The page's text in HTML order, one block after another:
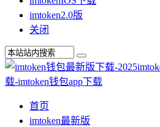
imtoken2.0版
关闭
首页
imtoken最新版